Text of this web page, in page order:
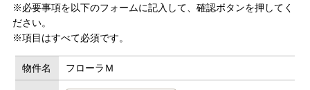
※必要事項を以下のフォームに記入して、確認ボタンを押してく
ださい。
※項目はすべて必須です。
物件名 フローラＭ